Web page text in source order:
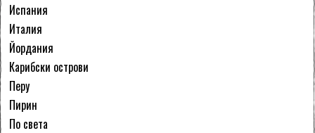
Испания
Италия
Йордания
Карибски острови
Перу
Пирин
По света